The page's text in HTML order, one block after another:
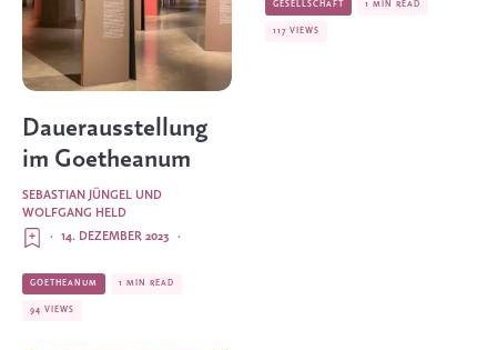
Dauerausstellung
im Goetheanum
SEBASTIAN JÜNGEL UND
WOLFGANG HELD
·
14. DEZEMBER 2023
·
GOETHEANUM 1 MIN READ
94 VIEWS
GESELLSCHAFT 1 MIN READ
117 VIEWS